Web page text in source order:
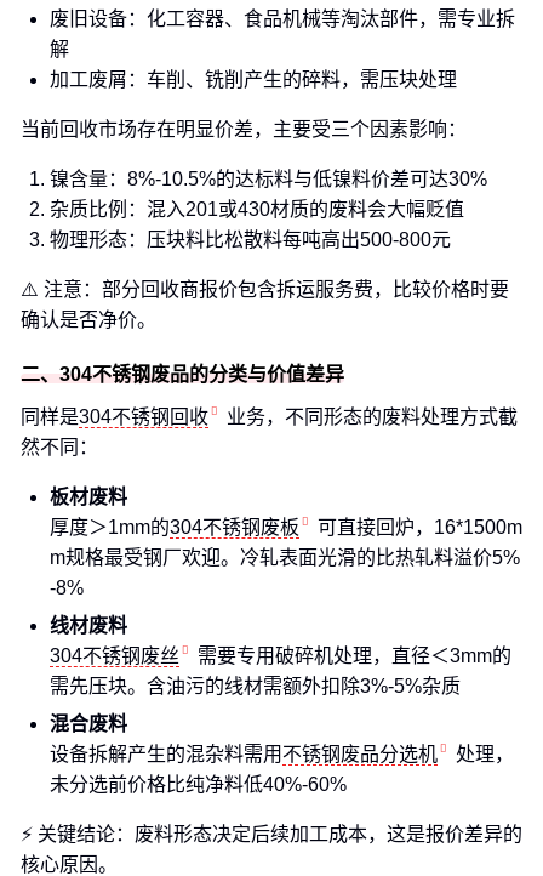
废旧设备：化工容器、食品机械等淘汰部件，需专业拆
解
加工废屑：车削、铣削产生的碎料，需压块处理
当前回收市场存在明显价差，主要受三个因素影响：
镍含量：8%-10.5%的达标料与低镍料价差可达30%
杂质比例：混入201或430材质的废料会大幅贬值
物理形态：压块料比松散料每吨高出500-800元
⚠️ 注意：部分回收商报价包含拆运服务费，比较价格时要
确认是否净价。
二、304不锈钢废品的分类与价值差异
同样是304不锈钢回收
业务，不同形态的废料处理方式截
然不同：
板材废料
厚度＞1mm的304不锈钢废板
可直接回炉，16*1500m
m规格最受钢厂欢迎。冷轧表面光滑的比热轧料溢价5%
-8%
线材废料
304不锈钢废丝
需要专用破碎机处理，直径＜3mm的
需先压块。含油污的线材需额外扣除3%-5%杂质
混合废料
设备拆解产生的混杂料需用 不锈钢废品分选机
处理，
未分选前价格比纯净料低40%-60%
⚡ 关键结论：废料形态决定后续加工成本，这是报价差异的
核心原因。